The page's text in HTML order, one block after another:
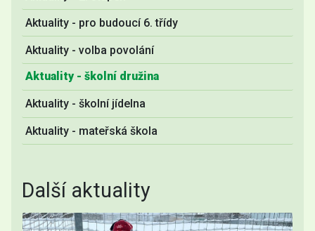
Aktuality - pro budoucí 6. třídy
Aktuality - volba povolání
Aktuality - školní družina
Aktuality - školní jídelna
Aktuality - mateřská škola
Další aktuality